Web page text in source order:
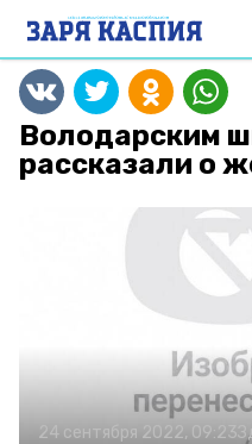
Володарским
рассказали о
24 сентября 2022, 09:23